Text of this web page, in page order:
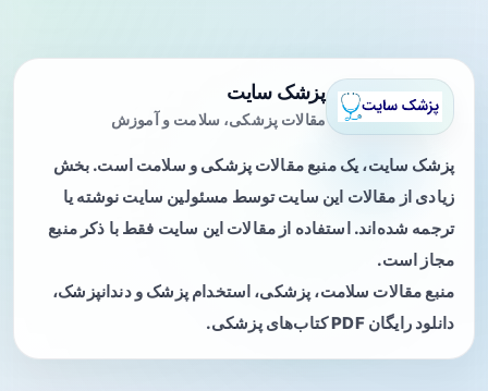
پزشک سایت
مقالات پزشکی، سلامت و آموزش
پزشک سایت، یک منبع مقالات پزشکی و سلامت است. بخش
زیادی از مقالات این سایت توسط مسئولین سایت نوشته یا
ترجمه شده‌اند. استفاده از مقالات این سایت فقط با ذکر منبع
مجاز است.
منبع مقالات سلامت، پزشکی، استخدام پزشک و دندانپزشک،
دانلود رایگان PDF کتاب‌های پزشکی.